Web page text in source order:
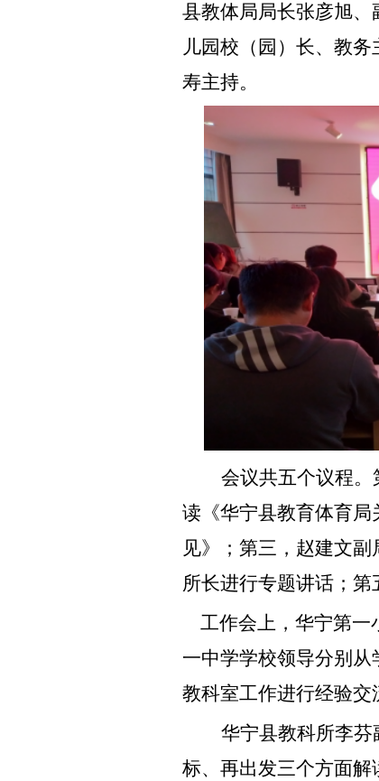
县教体局局长张彦旭、
儿园校（园）长、教
寿主持。
会议共五个议程。
读《华宁县教育体育局
见》；第三， 赵建文副
所长进行专题讲话；第
工作会上，华宁第一
一中学学校领导分别从
教科室工作进行经验交
华宁县教科所李芬
标、再出发三个方面解